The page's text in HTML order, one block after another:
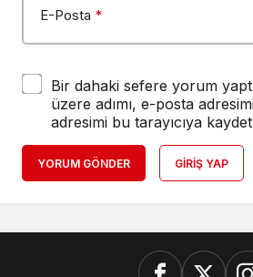
E-Posta *
Bir dahaki sefere yorum
üzere adımı, e-posta
adresimi bu tarayıcıya
YORUM GÖNDER GIRIŞ YAP